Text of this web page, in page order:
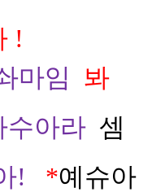
!
마임
봐
수아라 셈
! *예슈아